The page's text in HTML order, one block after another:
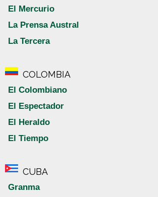
El Mercurio
La Prensa Austral
La Tercera
COLOMBIA
El Colombiano
El Espectador
El Heraldo
El Tiempo
CUBA
Granma